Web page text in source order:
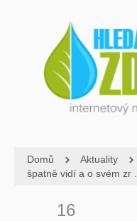
Domů Aktuality
špatně vidí a o svém zr ..
16